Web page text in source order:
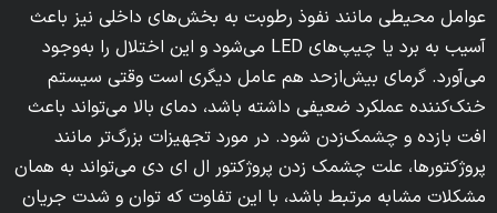
عوامل محیطی مانند نفوذ رطوبت به بخش‌های داخلی نیز باعث
آسیب به برد یا چیپ‌های LED می‌شود و این اختلال را به‌وجود
می‌آورد. گرمای بیش‌ازحد هم عامل دیگری است وقتی سیستم
خنک‌کننده عملکرد ضعیفی داشته باشد، دمای بالا می‌تواند باعث
افت بازده و چشمک‌زدن شود. در مورد تجهیزات بزرگ‌تر مانند
پروژکتورها، علت چشمک زدن پروژکتور ال ای دی می‌تواند به همان
مشکلات مشابه مرتبط باشد، با این تفاوت که توان و شدت جریان